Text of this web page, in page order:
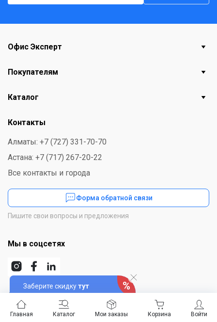
Главная Каталог Войти
Мои заказы Корзина
Заберите скидкутут
Офис Эксперт
Покупателям
Каталог
Контакты
Алматы: +7 (727) 331-70-70
Астана: +7 (717) 267-20-22
Все контакты и города
Форма обратной связи
Пишите свои вопросы и предложения
Мы в соцсетях
Скачайте приложение